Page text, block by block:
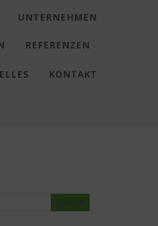
UNTERNEHMEN
REFERENZEN
KONTAKT